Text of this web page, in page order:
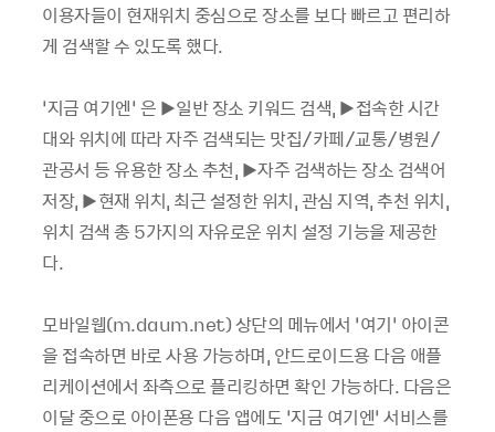
이용자들이 현재위치 중심으로 장소를 보다 빠르고 편리하
게 검색할 수 있도록 했다.
‘지금 여기엔’ 은 ▶일반 장소 키워드 검색, ▶접속한 시간
대와 위치에 따라 자주 검색되는 맛집/카페/교통/병원/
관공서 등 유용한 장소 추천, ▶자주 검색하는 장소 검색어
저장, ▶현재 위치, 최근 설정한 위치, 관심 지역, 추천 위치,
위치 검색 총 5가지의 자유로운 위치 설정 기능을 제공한
다.
모바일웹(m.daum.net) 상단의 메뉴에서 ‘여기’ 아이콘
을 접속하면 바로 사용 가능하며, 안드로이드용 다음 애플
리케이션에서 좌측으로 플리킹하면 확인 가능하다. 다음은
이달 중으로 아이폰용 다음 앱에도 ‘지금 여기엔’ 서비스를